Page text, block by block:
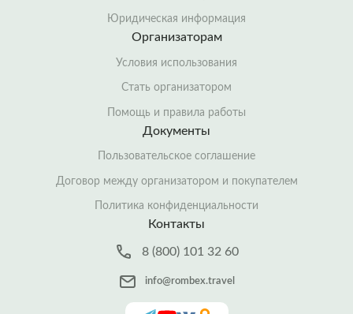
Юридическая информация
Организаторам
Условия использования
Стать организатором
Помощь и правила работы
Документы
Пользовательское соглашение
Договор между организатором и покупателем
Политика конфиденциальности
Контакты
8 (800) 101 32 60
info@rombex.travel